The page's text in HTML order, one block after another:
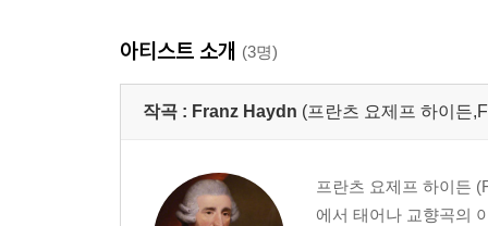
아티스트 소개 (3명)
작곡 : Franz Haydn (프란츠 요제프 하이든
프란츠 요제프 하이든
에서 태어나 교향곡의